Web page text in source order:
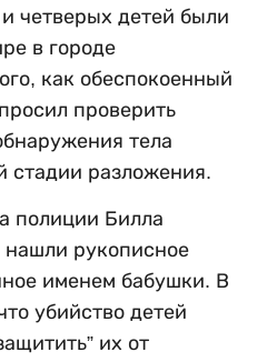
четверых детей были
в городе
как обеспокоенный
проверить
тела
стадии разложения.
полиции Билла
нашли рукописное
именем бабушки. В
убийство детей
их от